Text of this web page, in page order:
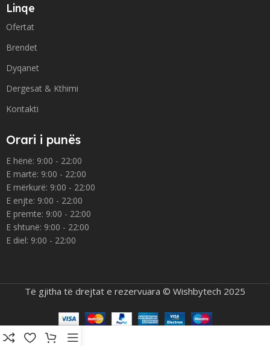
Linqe
Ofertat
Brendet
Dyqanet
Dergesat & Kthimi
Kontakti
Orari i punës
E hënë: 9:00 - 22:00
E martë: 9:00 - 22:00
E mërkurë: 9:00 - 22:00
E enjte: 9:00 - 22:00
E premte: 9:00 - 22:00
E shtunë: 9:00 - 22:00
E diel: 9:00 - 22:00
Të gjitha të drejtat e rezervuara © Wishbytech 2025